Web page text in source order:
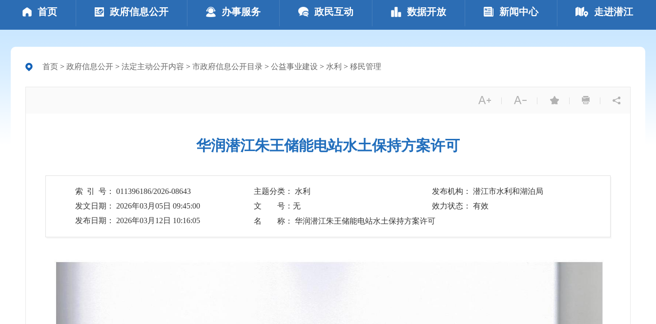
首页 政府信息公开 办事服务 政民互动 数据开放 新闻中心 走进潜江
首页 > 政府信息公开 > 法定主动公开内容 > 市政府信息公开目录 > 公益事业建设 > 水利 > 移民管理
| | | |
华润潜江朱王储能电站水土保持方案许可
索 引 号： 011396186/2026-08643 主题分类： 水利
发布机构： 潜江市水利和湖泊局
发文日期： 2026年03月05日 09:45:00
文 号：无
效力状态： 有效
发布日期： 2026年03月12日 10:16:05
名 称： 华润潜江朱王储能电站水土保持方案许可